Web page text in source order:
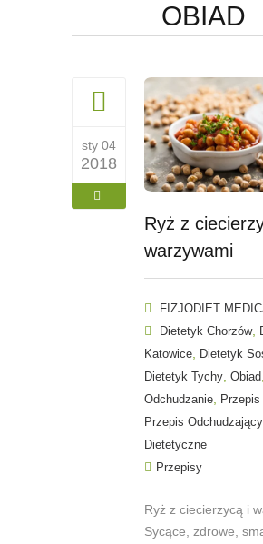
OBIAD
sty 04
2018
Ryż z
warzywami
FIZJODIET
Dietetyk Chorzów,
Katowice
Dietetyk
Dietetyk Tychy Obiad
Odchudzanie
Przepis Odchudzający
Dietetyczne
Przepisy
Ryż z ciecierzycą i
Sycące, zdrowe,